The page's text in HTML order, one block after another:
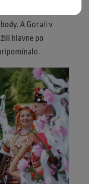
A Gorali v
hlavne po